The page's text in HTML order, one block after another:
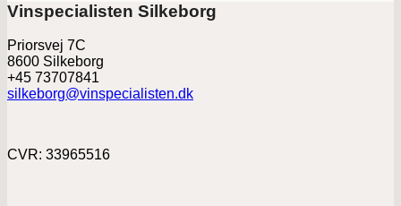
Vinspecialisten Silkeborg
Priorsvej 7C
8600 Silkeborg
+45 73707841
silkeborg@vinspecialisten.dk
CVR: 33965516